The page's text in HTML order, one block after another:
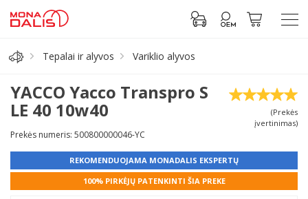
Alyva, tepalai
Antifrizas
Akumuliatorius
Tepalai ir alyvos Variklio alyvos
YACCO Yacco Transpro S
LE 40 10w40
(Prekės
įvertinimas)
Prekės numeris: 500800000046-YC
REKOMENDUOJAMA MONADALIS EKSPERTŲ
100% PIRKĖJŲ PATENKINTI ŠIA PREKE